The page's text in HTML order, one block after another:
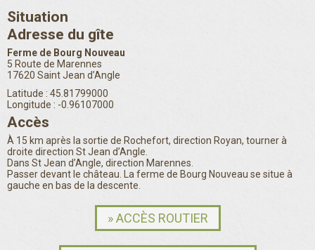
Situation
Adresse du gîte
Ferme de Bourg Nouveau
5 Route de Marennes
17620 Saint Jean d’Angle
Latitude : 45.81799000
Longitude : -0.96107000
Accès
À 15 km après la sortie de Rochefort, direction Royan, tourner à
droite direction St Jean d’Angle.
Dans St Jean d’Angle, direction Marennes.
Passer devant le château. La ferme de Bourg Nouveau se situe à
gauche en bas de la descente.
Ferme de Bourg Nouveau
» ACCÈS ROUTIER